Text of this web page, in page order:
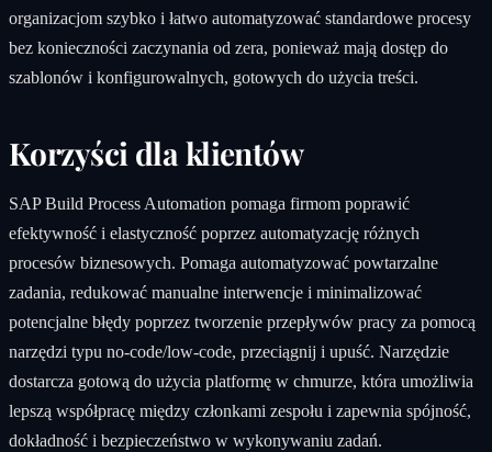
organizacjom szybko i łatwo automatyzować standardowe procesy
bez konieczności zaczynania od zera, ponieważ mają dostęp do
szablonów i konfigurowalnych, gotowych do użycia treści.
Korzyści dla klientów
SAP Build Process Automation pomaga firmom poprawić
efektywność i elastyczność poprzez automatyzację różnych
procesów biznesowych. Pomaga automatyzować powtarzalne
zadania, redukować manualne interwencje i minimalizować
potencjalne błędy poprzez tworzenie przepływów pracy za pomocą
narzędzi typu no-code/low-code, przeciągnij i upuść. Narzędzie
dostarcza gotową do użycia platformę w chmurze, która umożliwia
lepszą współpracę między członkami zespołu i zapewnia spójność,
dokładność i bezpieczeństwo w wykonywaniu zadań.